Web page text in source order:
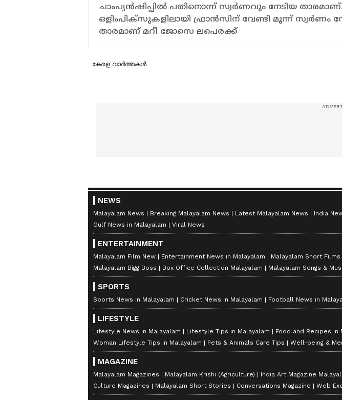
ചാംപ്യന്‍ഷിപ്പില്‍ പതിനൊന്ന് സ്വര്‍ണവും നേടിയ താരമാണ്.
ഒളിംപിക്‌സുകളിലായി ഫ്രാന്‍സിന് വേണ്ടി മൂന്ന് സ്വര്‍ണം
താരമാണ് മറീ ജോസെ ലപെരക്ക്
കേരള വാർത്തകൾ
NEWS
Malayalam News Breaking Malayalam News Latest Malayalam News India
Gulf News in Malayalam
Viral News
ENTERTAINMENT
Malayalam Film New Entertainment News in Malayalam Malayalam Short Films
Malayalam Bigg Boss
Box Office Collection Malayalam Malayalam Songs &
SPORTS
Sports News in Malayalam Cricket News in Malayalam Football News in
LIFESTYLE
Lifestyle News in Malayalam Lifestyle Tips in Malayalam Food and Recipes in
Woman Lifestyle Tips in Malayalam
Pets & Animals Care Tips Well-being &
MAGAZINE
Malayalam Magazines Malayalam Krishi (Agriculture) India Art Magazine
Culture Magazines
Malayalam Short Stories Conversations Magazine Web